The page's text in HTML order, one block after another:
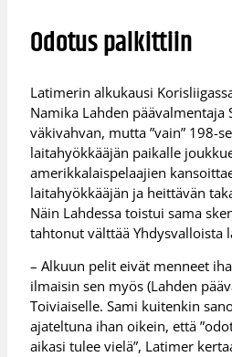
Odotus palkittiin
Latimerin alkukausi
Namika Lahden päävalmentaja
väkivahvan, mutta ”vain” 198-
laitahyökkääjän paikalle
amerikkalaispelaajien
laitahyökkääjän ja heittävän
Näin Lahdessa toistui sama
tahtonut välttää Yhdysvalloista
– Alkuun pelit eivät menneet
ilmaisin sen myös (Lahden
Toiviaiselle. Sami kuitenkin
ajateltuna ihan oikein, että
aikasi tulee vielä”, Latimer